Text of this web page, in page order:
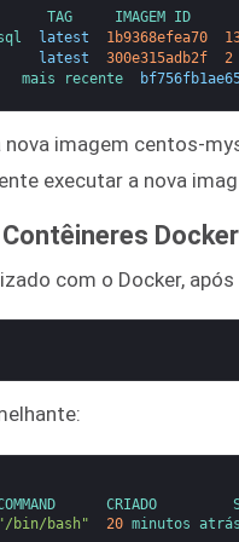
TAG IMAGEM
latest 1b9368efea70
latest 300e315adb2f
2
mais recente
imagem centos-
executar a nova
Docker
com o Docker,
CRIADO
"/bin/bash" 20 minutos